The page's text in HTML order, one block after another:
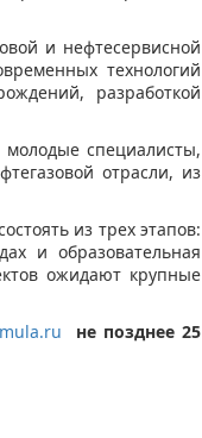
и нефтесервисной
технологий
разработкой
специалисты,
отрасли, из
из трех этапов:
и образовательная
ожидают крупные
не позднее 25